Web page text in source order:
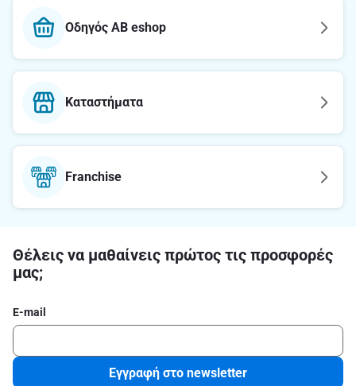
Οδηγός AB eshop
Καταστήματα
Franchise
Θέλεις να μαθαίνεις πρώτος τις προσφορές
μας;
E-mail
Εγγραφή στο newsletter